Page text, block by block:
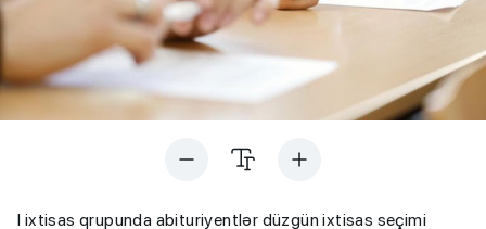
I ixtisas qrupunda abituriyentlər düzgün ixtisas seçimi